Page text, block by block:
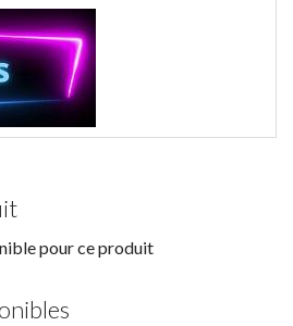
pour ce produit